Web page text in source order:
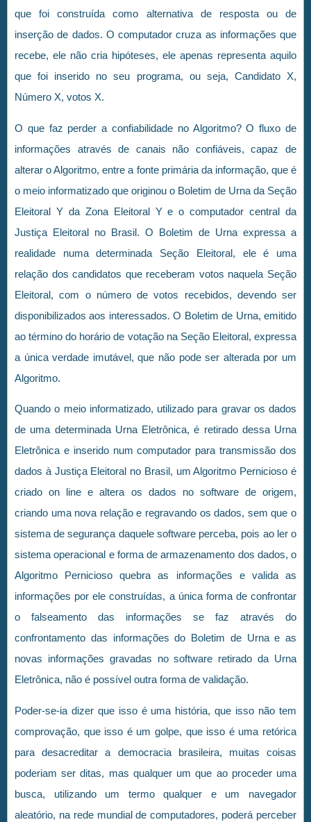
que foi construída como alternativa de resposta ou de
inserção de dados. O computador cruza as informações que
recebe, ele não cria hipóteses, ele apenas representa aquilo
que foi inserido no seu programa, ou seja, Candidato X,
Número X, votos X.
O que faz perder a confiabilidade no Algoritmo? O fluxo de
informações através de canais não confiáveis, capaz de
alterar o Algoritmo, entre a fonte primária da informação, que é
o meio informatizado que originou o Boletim de Urna da Seção
Eleitoral Y da Zona Eleitoral Y e o computador central da
Justiça Eleitoral no Brasil. O Boletim de Urna expressa a
realidade numa determinada Seção Eleitoral, ele é uma
relação dos candidatos que receberam votos naquela Seção
Eleitoral, com o número de votos recebidos, devendo ser
disponibilizados aos interessados. O Boletim de Urna, emitido
ao término do horário de votação na Seção Eleitoral, expressa
a única verdade imutável, que não pode ser alterada por um
Algoritmo.
Quando o meio informatizado, utilizado para gravar os dados
de uma determinada Urna Eletrônica, é retirado dessa Urna
Eletrônica e inserido num computador para transmissão dos
dados à Justiça Eleitoral no Brasil, um Algoritmo Pernicioso é
criado on line e altera os dados no software de origem,
criando uma nova relação e regravando os dados, sem que o
sistema de segurança daquele software perceba, pois ao ler o
sistema operacional e forma de armazenamento dos dados, o
Algoritmo Pernicioso quebra as informações e valida as
informações por ele construídas, a única forma de confrontar
o falseamento das informações se faz através do
confrontamento das informações do Boletim de Urna e as
novas informações gravadas no software retirado da Urna
Eletrônica, não é possível outra forma de validação.
Poder-se-ia dizer que isso é uma história, que isso não tem
comprovação, que isso é um golpe, que isso é uma retórica
para desacreditar a democracia brasileira, muitas coisas
poderiam ser ditas, mas qualquer um que ao proceder uma
busca, utilizando um termo qualquer e um navegador
aleatório, na rede mundial de computadores, poderá perceber